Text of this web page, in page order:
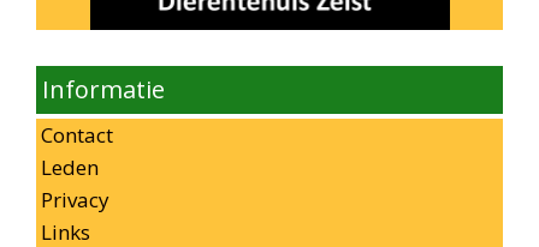
Informatie
Contact
Leden
Privacy
Links